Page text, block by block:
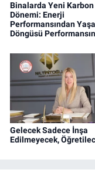
Binalarda Yeni Karbon
Dönemi: Enerji
Performansından
Döngüsü
Gelecek Sadece İnşa
Edilmeyecek,